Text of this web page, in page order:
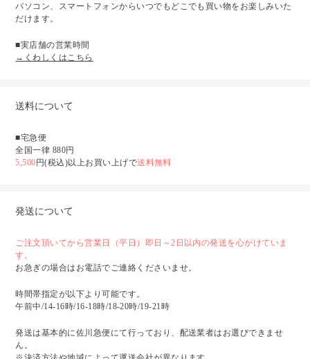
パソコン、スマートフォンからいつでもどこでも買い物をお楽しみいた
だけます。
■実店舗の営業時間
→くわしくはこちら
送料について
■宅急便
全国一律 880円
5,500 円(税込)以上お買い上げで送料無料
発送について
ご注文頂いてから営業日（平日）即日～2日以内の発送を心がけていま
す。
お急ぎの場合はお電話でご連絡くださいませ。
時間帯指定が以下より可能です。
午前中/14-16時/16-18時/18-20時/19-21時
発送は基本的に佐川急便にて行っており、配送業者はお選びできませ
ん。